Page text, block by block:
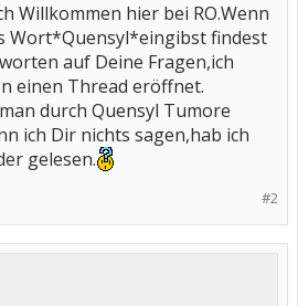
Willkommen hier bei RO.Wenn
Wort*Quensyl*eingibst findest
auf Deine Fragen,ich
einen Thread eröffnet.
durch Quensyl Tumore
ich Dir nichts sagen,hab ich
gelesen.
#2